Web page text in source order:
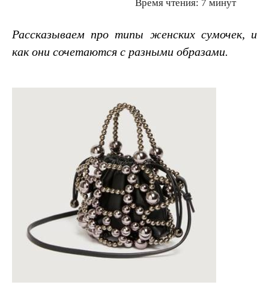
Время чтения: 7 минут
Рассказываем про типы женских сумочек, и
как они сочетаются с разными образами.